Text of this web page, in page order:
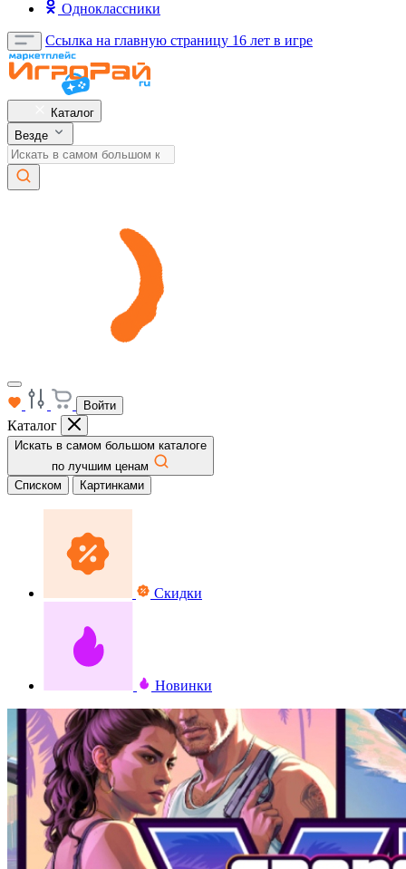
Одноклассники
Ссылка на главную страницу 16 лет в игре
Каталог
Везде
Войти
Каталог
Искать в самом большом каталоге
по лучшим ценам
Списком
Картинками
Скидки
Новинки